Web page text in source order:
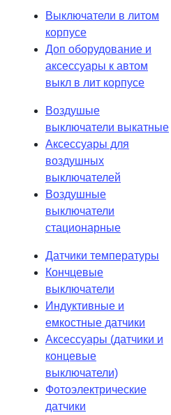
Выключатели в литом
корпусе
Доп оборудование и
аксессуары к автом
выкл в лит корпусе
Воздушые
выключатели выкатные
Аксессуары для
воздушных
выключателей
Воздушные
выключатели
стационарные
Датчики температуры
Кончцевые
выключатели
Индуктивные и
емкостные датчики
Аксессуары (датчики и
концевые
выключатели)
Фотоэлектрические
датчики